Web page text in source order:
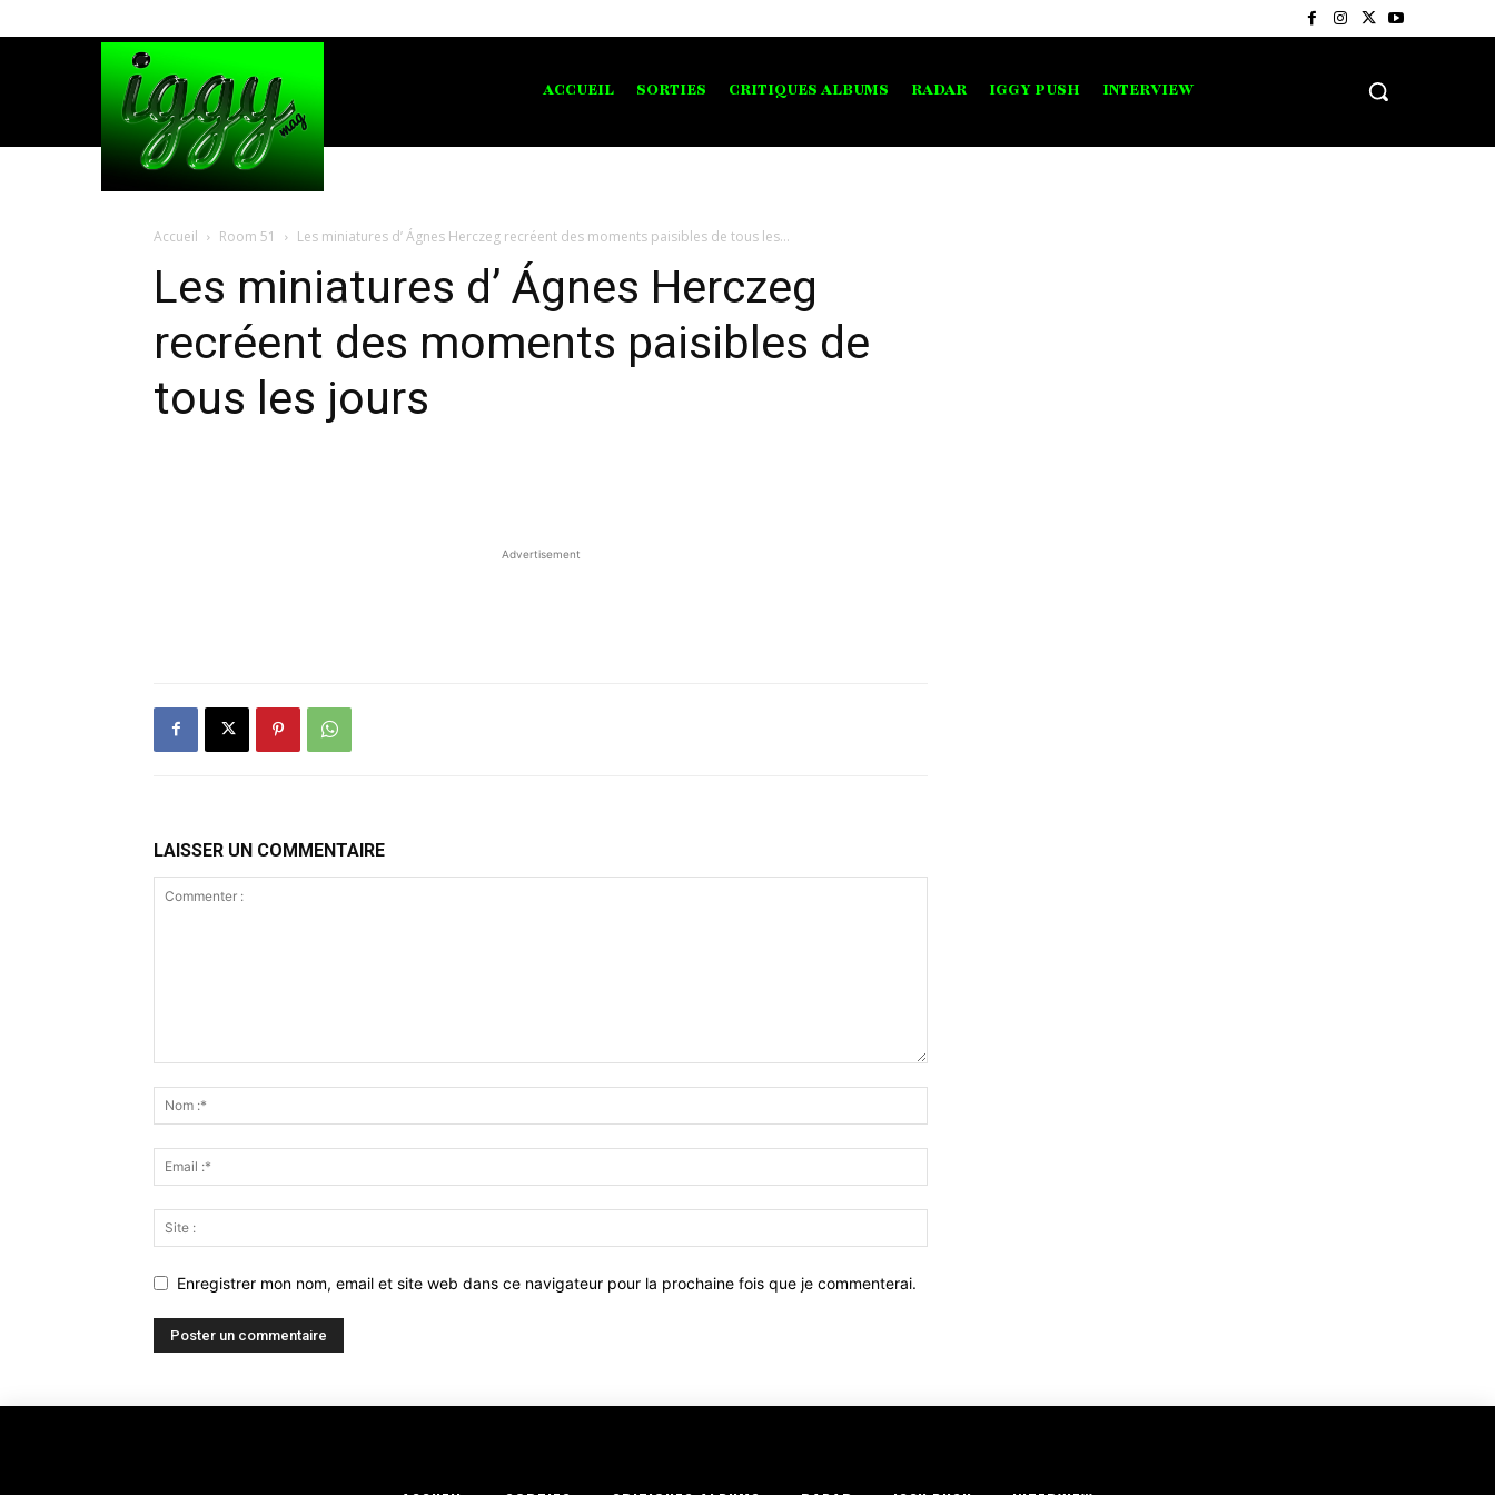
ACCUEIL SORTIES CRITIQUES ALBUMS RADAR IGGY PUSH INTERVIEW
Accueil Room 51 Les miniatures d’ Ágnes Herczeg recréent des moments paisibles de tous les...
Les miniatures d’ Ágnes Herczeg
recréent des moments paisibles de
tous les jours
Advertisement
LAISSER UN COMMENTAIRE
Enregistrer mon nom, email et site web dans ce navigateur pour la prochaine fois que je commenterai.